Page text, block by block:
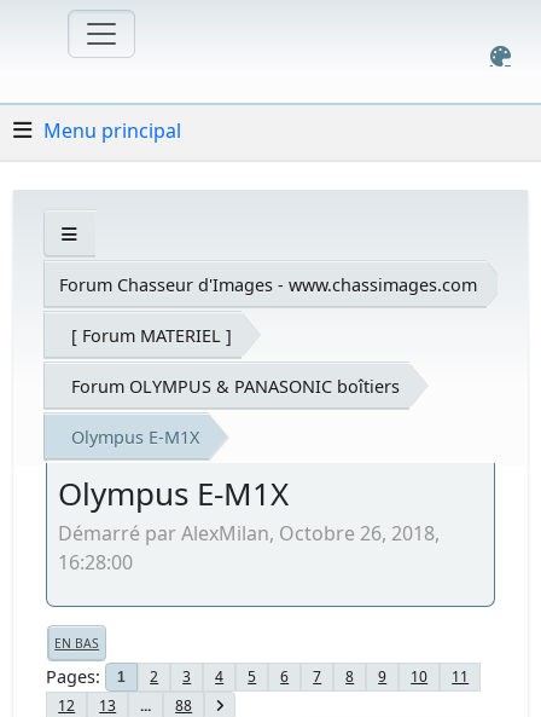
Menu principal
Forum Chasseur d'Images - www.chassimages.com
[ Forum MATERIEL ]
Forum OLYMPUS & PANASONIC boîtiers
Olympus E-M1X
Olympus E-M1X
Démarré par AlexMilan, Octobre 26, 2018,
16:28:00
EN BAS
Pages 1 2 3 4 5 6 7 8 9 10
11
12
13 ... 88